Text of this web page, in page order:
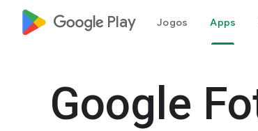
google_logo Play Jogos Apps
Google